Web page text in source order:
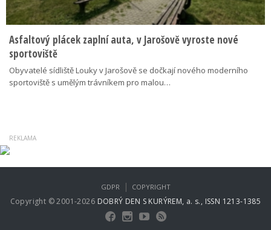
Asfaltový plácek zaplní auta, v Jarošově vyroste nové
sportoviště
Obyvatelé sídliště Louky v Jarošově se dočkají nového moderního
sportoviště s umělým trávníkem pro malou…
Copyright © 2001-2026 DOBRÝ DEN S KURÝREM, a. s., ISSN 1213-1385
GDPR | COPYRIGHT